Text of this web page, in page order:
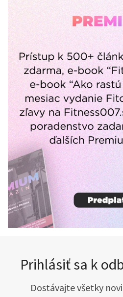
Prihlásiť sa k
Dostávajte všetky